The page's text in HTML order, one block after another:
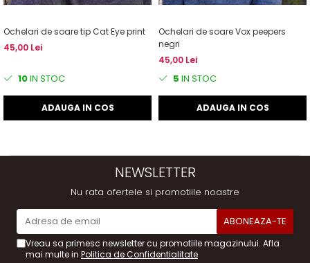
Ochelari de soare tip Cat Eye print
45,00 Lei
10IN STOC
ADAUGA IN COS
Ochelari de soare Vox peepers
negri
45,00 Lei
5 IN STOC
ADAUGA IN COS
NEWSLETTER
Nu rata ofertele si promotiile noastre
Vreau sa primesc newsletter cu promotiile magazinului. Afla
mai multe in Politica de Confidentialitate